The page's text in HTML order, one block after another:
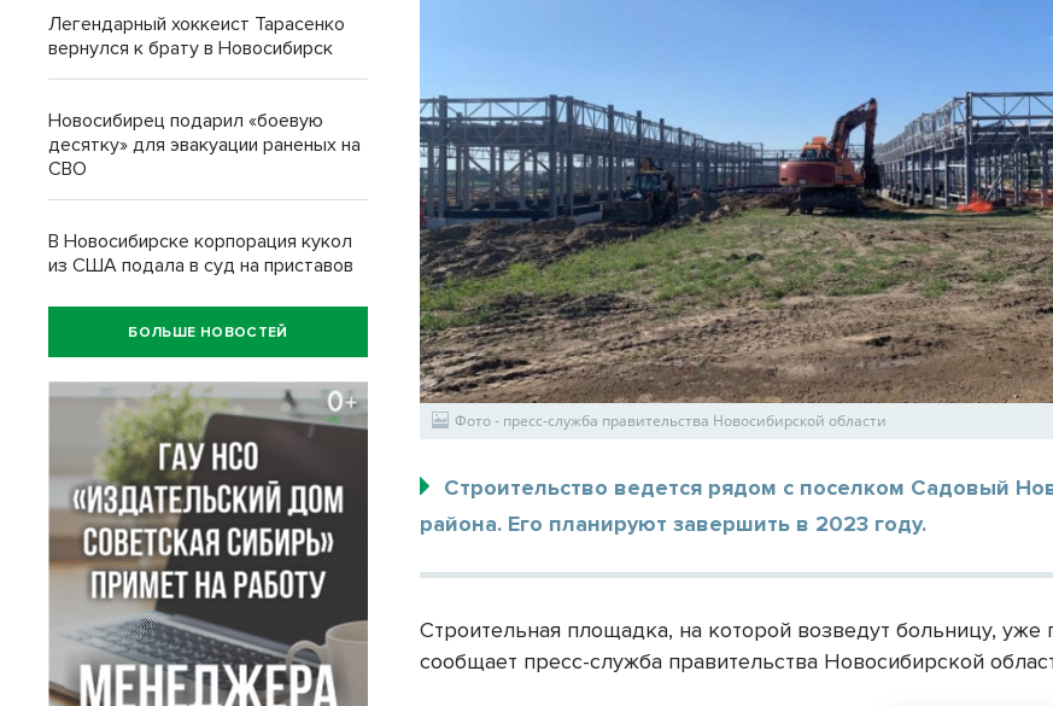
Фото - пресс-служба правительства Новосибирской области
Строительство ведется рядом с поселком Садовый
района. Его планируют завершить в 2023 году.
Строительная площадка, на которой возведут больницу, уже
сообщает пресс-служба правительства Новосибирской
Легендарный хоккеист Тарасенко
вернулся к брату в Новосибирск
Новосибирец подарил «боевую
десятку» для эвакуации раненых на
СВО
В Новосибирске корпорация кукол
из США подала в суд на приставов
БОЛЬШЕ НОВОСТЕЙ